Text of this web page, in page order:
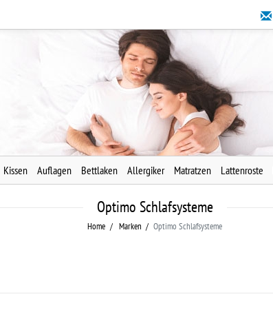
Kissen Auflagen Bettlaken Allergiker Matratzen Lattenroste
Optimo Schlafsysteme
Home Marken Optimo Schlafsysteme